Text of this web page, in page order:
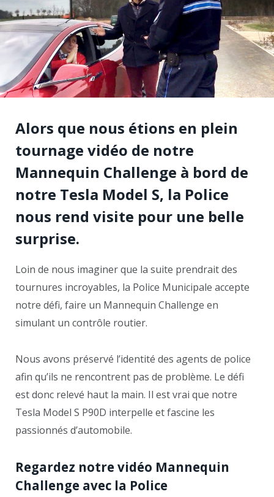
Alors que nous étions en plein
tournage vidéo de notre
Mannequin Challenge à bord de
notre Tesla Model S, la Police
nous rend visite pour une belle
surprise.
Loin de nous imaginer que la suite prendrait des
tournures incroyables, la Police Municipale accepte
notre défi, faire un Mannequin Challenge en
simulant un contrôle routier.
Nous avons préservé l’identité des agents de police
afin qu’ils ne rencontrent pas de problème. Le défi
est donc relevé haut la main. Il est vrai que notre
Tesla Model S P90D interpelle et fascine les
passionnés d’automobile.
Regardez notre vidéo Mannequin
Challenge avec la Police